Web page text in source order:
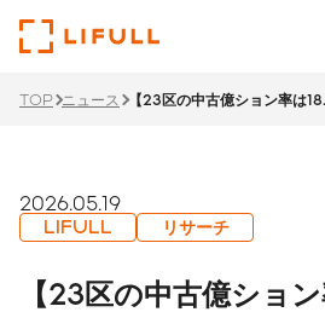
サービス
TOP ニュース 【23区の中古億ション率は
2026.05.19
LIFULL リサーチ
【23区の中古億ション